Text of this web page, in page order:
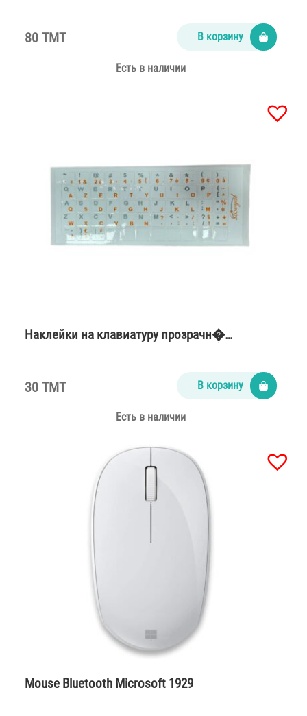
80 TMT В корзину
Есть в наличии
Наклейки на клавиатуру прозрачн�…
30 TMT В корзину
Есть в наличии
Mouse Bluetooth Microsoft 1929